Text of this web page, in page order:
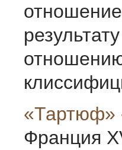
«Тартюф»
Франция